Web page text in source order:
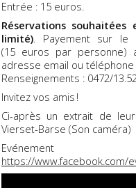
Entrée : 15 euros.
Réservations
limité) . Payement sur le
(15 euros par personne)
adresse email ou
Renseignements : 0472/
Invitez vos amis !
Ci-après un extrait de
Vierset-Barse (Son caméra)
https://www.facebook.com/